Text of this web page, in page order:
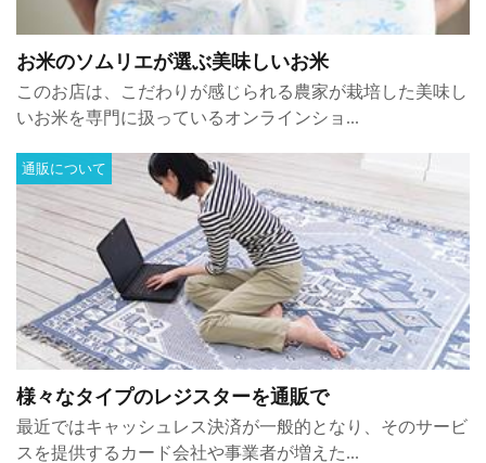
お米のソムリエが選ぶ美味しいお米
このお店は、こだわりが感じられる農家が栽培した美味し
いお米を専門に扱っているオンラインショ...
様々なタイプのレジスターを通販で
通販について
最近ではキャッシュレス決済が一般的となり、そのサービ
スを提供するカード会社や事業者が増えた...